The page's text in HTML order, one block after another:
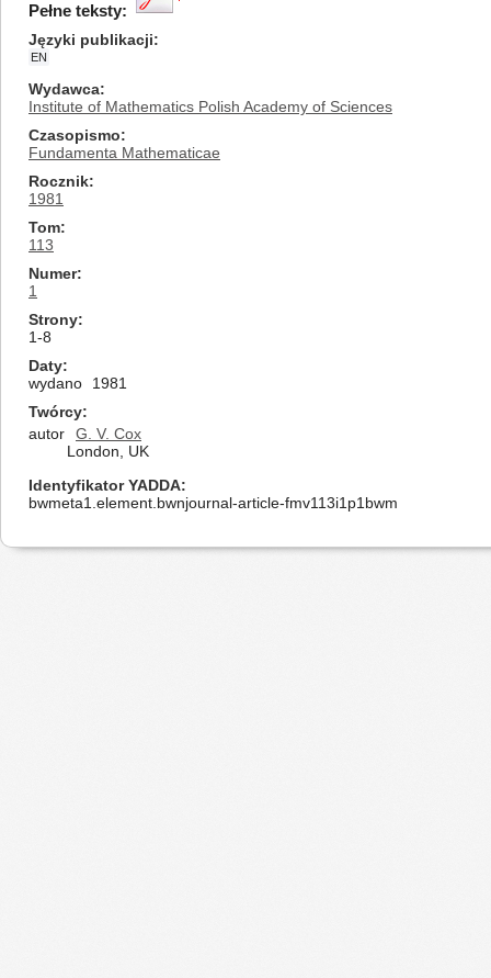
Pełne teksty:
Języki publikacji
EN
Wydawca
Institute of Mathematics Polish Academy of Sciences
Czasopismo
Fundamenta Mathematicae
Rocznik
1981
Tom
113
Numer
1
Strony
1-8
Daty
wydano
1981
Twórcy
autor
G. V. Cox
London, UK
Identyfikator YADDA
bwmeta1.element.bwnjournal-article-fmv113i1p1bwm